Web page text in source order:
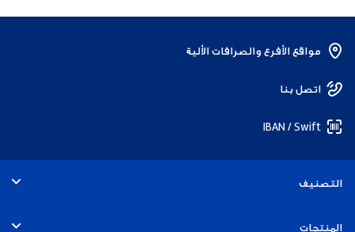
مواقع الأفرع والصرافات الألية
اتصل بنا
IBAN / Swift
التصنيف
الأفراد
المنتجات